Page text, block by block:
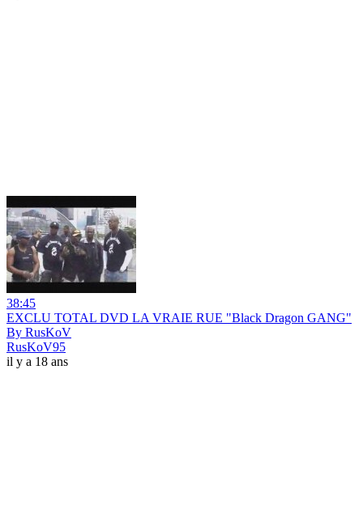
38:45
EXCLU TOTAL DVD LA VRAIE RUE "Black Dragon GANG"
By RusKoV
RusKoV95
il y a 18 ans